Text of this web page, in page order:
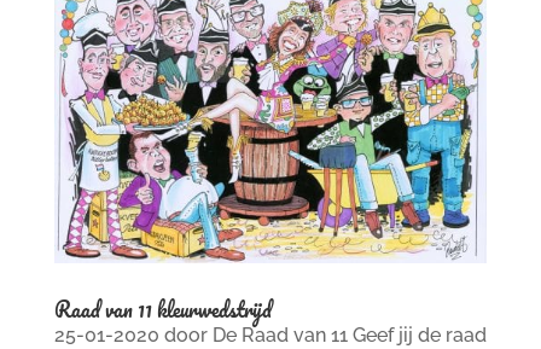
Raad van 11 kleurwedstrijd
25-01-2020 door De Raad van 11 Geef jij de raad